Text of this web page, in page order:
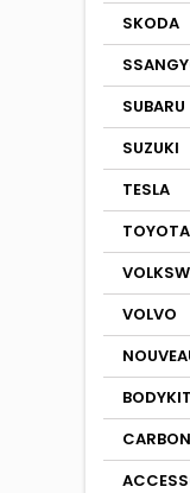
SKODA
SUBARU
SUZUKI
TESLA
TOYOTA
VOLVO
BODYKIT